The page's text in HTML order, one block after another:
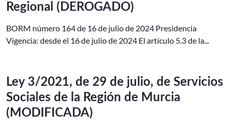
Regional (DEROGADO)
BORM número 164 de 16 de julio de 2024 Presidencia
Vigencia: desde el 16 de julio de 2024 El artículo 5.3 de la...
Ley 3/2021, de 29 de julio, de Servicios
Sociales de la Región de Murcia
(MODIFICADA)